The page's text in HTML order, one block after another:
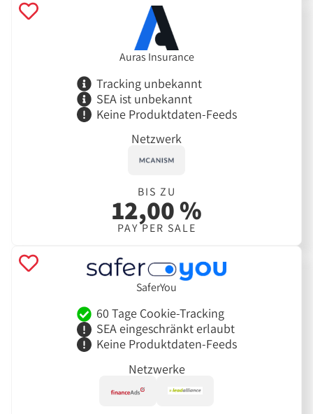
Auras Insurance
Tracking unbekannt
SEA ist unbekannt
Keine Produktdaten-Feeds
Netzwerk
BIS ZU
12,00 %
PAY PER SALE
SaferYou
60 Tage Cookie-Tracking
SEA eingeschränkt erlaubt
Keine Produktdaten-Feeds
Netzwerke